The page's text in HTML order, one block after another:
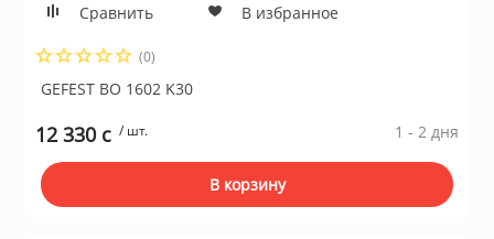
Сравнить В избранное
(0)
GEFEST ВО 1602 K30
12 330 c / шт. 1 - 2 дня
В корзину